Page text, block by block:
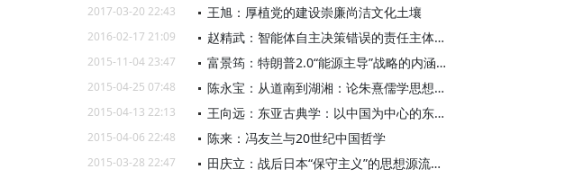
2017-03-20 22:43
2016-02-17 21:09
2015-11-04 23:47
2015-04-25 07:48
2015-04-13 22:13
2015-04-06 22:48
2015-03-28 22:47
王旭：厚植党的建设崇廉尚洁文化土壤
赵精武：智能体自主决策错误的责任主体与边界
富景筠：特朗普2.0“能源主导”战略的内涵、举措与影响
陈永宝：从道南到湖湘：论朱熹儒学思想的演变
王向远：东亚古典学：以中国为中心的东亚学术文化共同体之建构
陈来：冯友兰与20世纪中国哲学
田庆立：战后日本“保守主义”的思想源流及核心价值探析